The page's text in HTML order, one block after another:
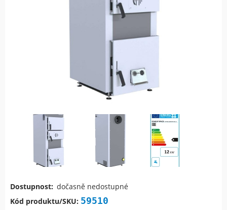
Dostupnost: dočasně nedostupné
Kód produktu/SKU: 59510